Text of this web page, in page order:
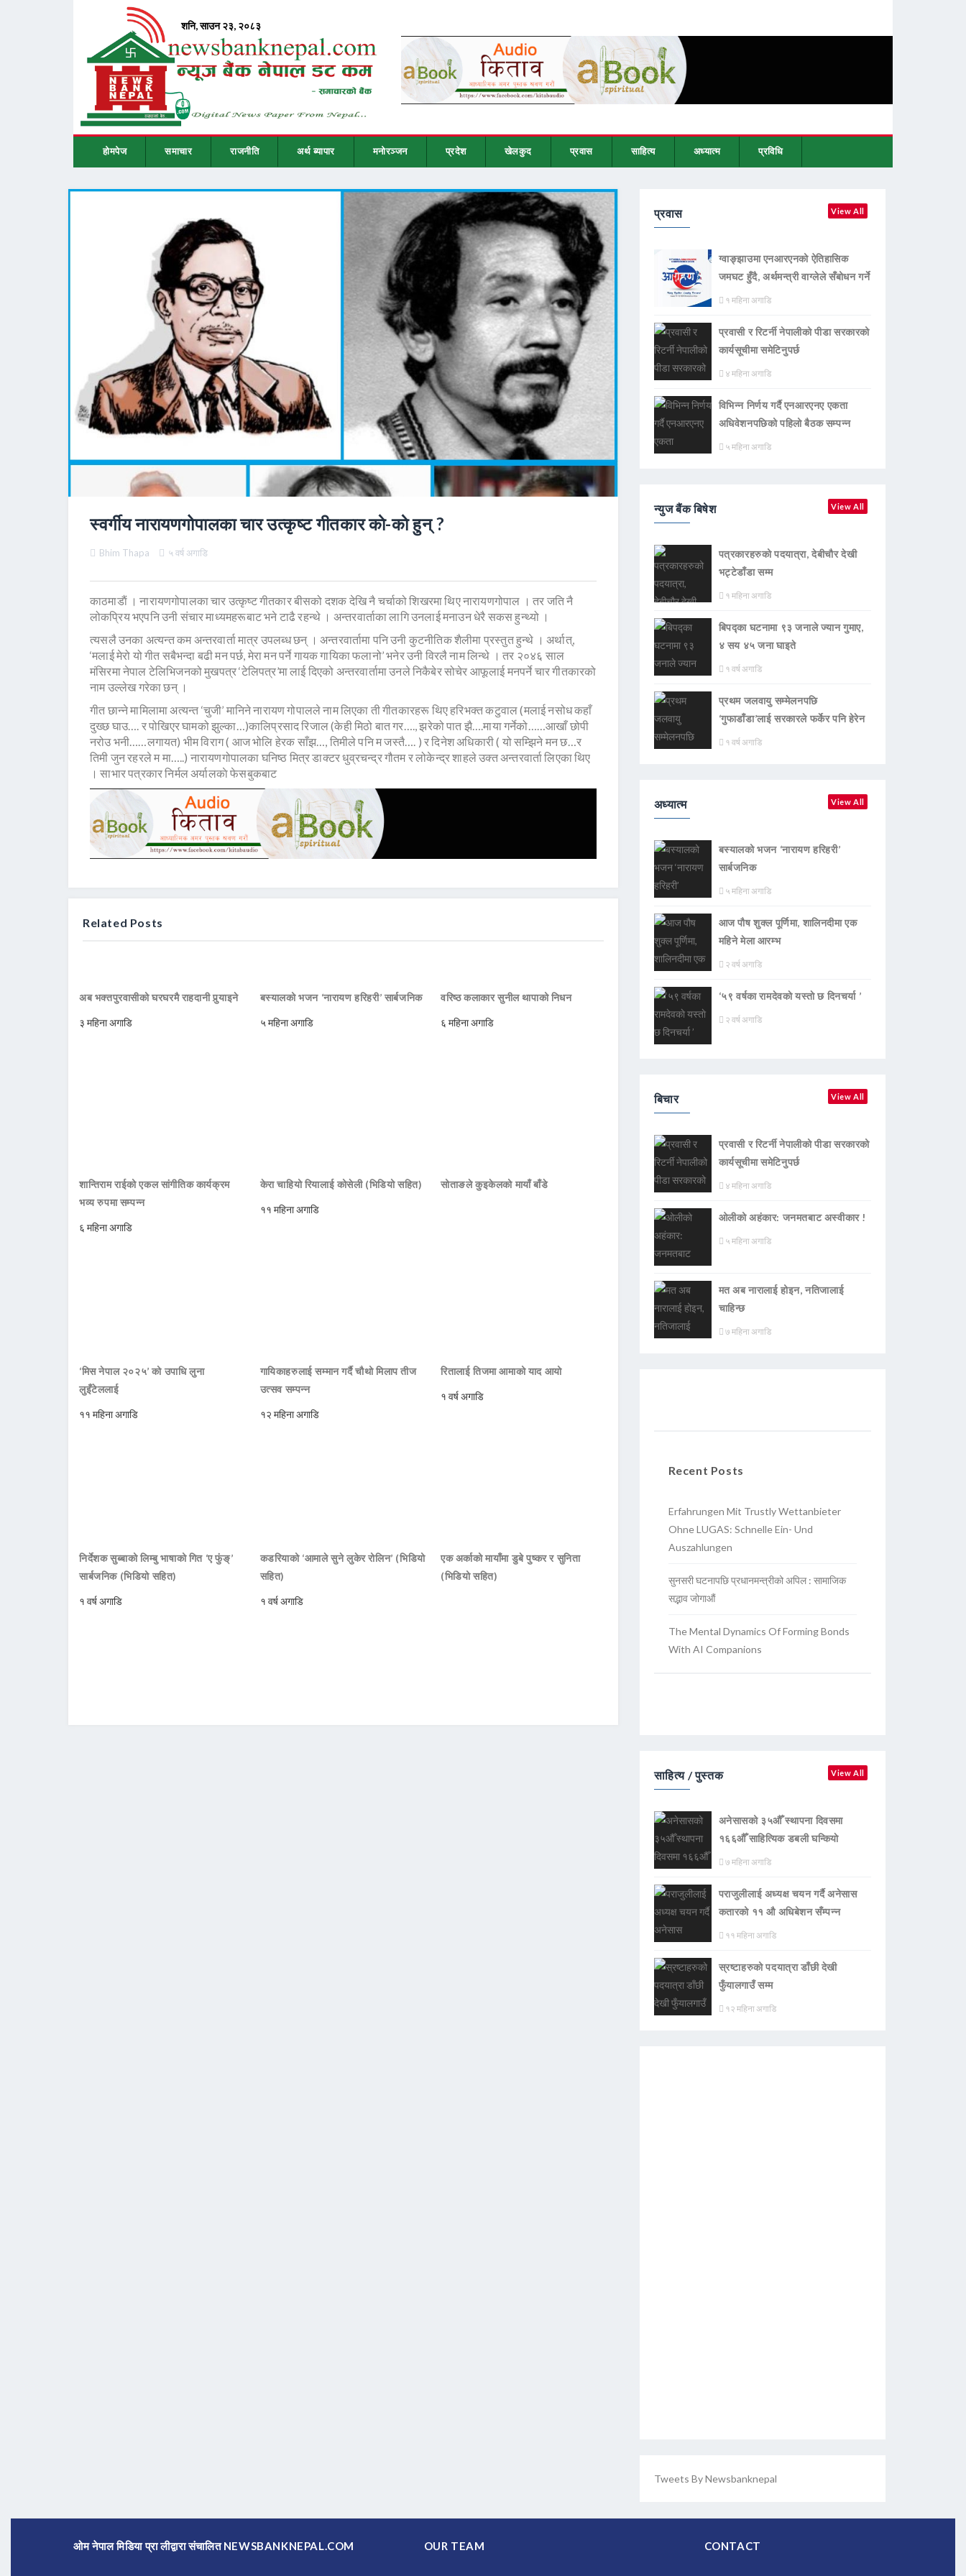
होमपेज समाचार राजनीति अर्थ ब्यापार मनोरञ्जन प्रदेश खेलकुद प्रवास साहित्य अध्यात्म प्रविधि
स्वर्गीय नारायणगोपालका चार उत्कृष्ट गीतकार काे-काे हुन् ?
Bhim Thapa ५ वर्ष अगाडि
काठमाडाैं । नारायणगोपालका चार उत्कृष्ट गीतकार बीसको दशक देखि नै चर्चाको शिखरमा थिए नारायणगोपाल । तर जति नै
लोकप्रिय भएपनि उनी संचार माध्यमहरूबाट भने टाढै रहन्थे । अन्तरवार्ताका लागि उनलाई मनाउन धेरै सकस हुन्थ्यो ।
त्यसलै उनका अत्यन्त कम अन्तरवार्ता मात्र उपलब्ध छन् । अन्तरवार्तामा पनि उनी कुटनीतिक शैलीमा प्रस्तुत हुन्थे । अर्थात्,
‘मलाई मेरो यो गीत सबैभन्दा बढी मन पर्छ, मेरा मन पर्ने गायक गायिका फलानो’ भनेर उनी विरलै नाम लिन्थे । तर २०४६ साल
मंसिरमा नेपाल टेलिभिजनको मुखपत्र ‘टेलिपत्र’मा लाई दिएको अन्तरवार्तामा उनले निकैबेर सोचेर आफूलाई मनपर्ने चार गीतकारको
नाम उल्लेख गरेका छन् ।
गीत छान्ने मामिलामा अत्यन्त ‘चुजी’ मानिने नारायण गोपालले नाम लिएका ती गीतकारहरू थिए हरिभक्त कटुवाल (मलाई नसोध कहाँ
दुख्छ घाउ…. र पोखिएर घामको झुल्का…)कालिप्रसाद रिजाल (केही मिठो बात गर…., झरेको पात झै….माया गर्नेको……आखाँ छोपी
नरोउ भनी……लगायत) भीम विराग ( आज भोलि हेरक साँझ…, तिमीले पनि म जस्तै…. ) र दिनेश अधिकारी ( यो सम्झिने मन छ…र
तिमी जुन रहरले म मा…..) नारायणगोपालका घनिष्ठ मित्र डाक्टर धुव्रचन्द्र गौतम र लोकेन्द्र शाहले उक्त अन्तरवार्ता लिएका थिए
। साभार पत्रकार निर्मल अर्यालकाे फेसबुकबाट
Related Posts
अब भक्तपुरवासीको घरघरमै राहदानी पुर्‍याइने
३ महिना अगाडि
बस्यालको भजन ‘नारायण हरिहरी’ सार्बजनिक
५ महिना अगाडि
वरिष्ठ कलाकार सुनील थापाको निधन
६ महिना अगाडि
शान्तिराम राईको एकल सांगीतिक कार्यक्रम
भव्य रुपमा सम्पन्न
६ महिना अगाडि
केरा चाहियो रियालाई कोसेली (भिडियो सहित)
११ महिना अगाडि
सोताङले कुइकेलको मायाँ बाँडे
‘मिस नेपाल २०२५’ को उपाधि लुना
लुइँटेललाई
११ महिना अगाडि
गायिकाहरुलाई सम्मान गर्दै चौथो मिलाप तीज
उत्सव सम्पन्न
१२ महिना अगाडि
रितालाई तिजमा आमाको याद आयो
१ वर्ष अगाडि
निर्देशक सुब्बाको लिम्बु भाषाको गित ‘ए फुंङ्’
सार्बजनिक (भिडियो सहित)
१ वर्ष अगाडि
कडरियाको ‘आमाले सुने लुकेर रोलिन’ (भिडियो
सहित)
१ वर्ष अगाडि
एक अर्काको मायाँमा डुबे पुष्कर र सुनिता
(भिडियो सहित)
प्रवास View All
ग्वाङ्झाउमा एनआरएनको ऐतिहासिक
जमघट हुँदै, अर्थमन्त्री वाग्लेले सँबोधन गर्ने
१ महिना अगाडि
प्रवासी र रिटर्नी नेपालीको पीडा सरकारको
कार्यसूचीमा समेटिनुपर्छ
४ महिना अगाडि
विभिन्न निर्णय गर्दै एनआरएनए एकता
अधिवेशनपछिको पहिलो बैठक सम्पन्न
५ महिना अगाडि
न्युज बैंक बिषेश View All
पत्रकारहरुको पदयात्रा, देबीचौर देखी
भट्टेडाँडा सम्म
१ महिना अगाडि
बिपद्का घटनामा ९३ जनाले ज्यान गुमाए,
४ सय ४५ जना घाइते
१ वर्ष अगाडि
प्रथम जलवायु सम्मेलनपछि
‘गुफाडाँडा’लाई सरकारले फर्केर पनि हेरेन
१ वर्ष अगाडि
अध्यात्म View All
बस्यालको भजन ‘नारायण हरिहरी’
सार्बजनिक
५ महिना अगाडि
आज पौष शुक्ल पूर्णिमा, शालिनदीमा एक
महिने मेला आरम्भ
२ वर्ष अगाडि
‘५९ वर्षका रामदेवकाे यस्ताे छ दिनचर्या ’
२ वर्ष अगाडि
बिचार View All
प्रवासी र रिटर्नी नेपालीको पीडा सरकारको
कार्यसूचीमा समेटिनुपर्छ
४ महिना अगाडि
ओलीको अहंकार: जनमतबाट अस्वीकार !
५ महिना अगाडि
मत अब नारालाई होइन, नतिजालाई
चाहिन्छ
७ महिना अगाडि
Recent Posts
Erfahrungen Mit Trustly Wettanbieter
Ohne LUGAS: Schnelle Ein- Und
Auszahlungen
सुनसरी घटनापछि प्रधानमन्त्रीको अपिल : सामाजिक
सद्भाव जोगाऔं
The Mental Dynamics Of Forming Bonds
With AI Companions
साहित्य / पुस्तक View All
अनेसासको ३५औँ स्थापना दिवसमा
१६६औँ साहित्यिक डबली घन्कियाे
७ महिना अगाडि
पराजुलीलाई अध्यक्ष चयन गर्दै अनेसास
कतारको ११ औ अधिबेशन सँम्पन्न
११ महिना अगाडि
स्रष्टाहरुको पदयात्रा डाँछी देखी
फुँयालगाउँ सम्म
१२ महिना अगाडि
Tweets By Newsbanknepal
ओम नेपाल मिडिया प्रा लीद्वारा संचालित NEWSBANKNEPAL.COM OUR TEAM CONTACT